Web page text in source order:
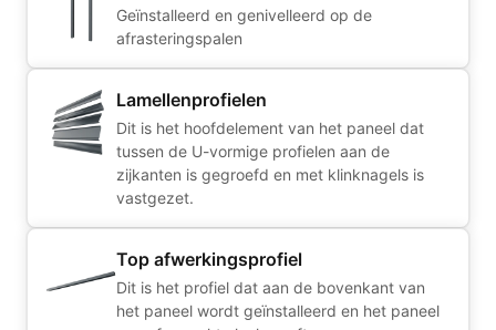
Geïnstalleerd en genivelleerd op de
afrasteringspalen
Lamellenprofielen
Dit is het hoofdelement van het paneel dat
tussen de U-vormige profielen aan de
zijkanten is gegroefd en met klinknagels is
vastgezet.
Top afwerkingsprofiel
Dit is het profiel dat aan de bovenkant van
het paneel wordt geïnstalleerd en het paneel